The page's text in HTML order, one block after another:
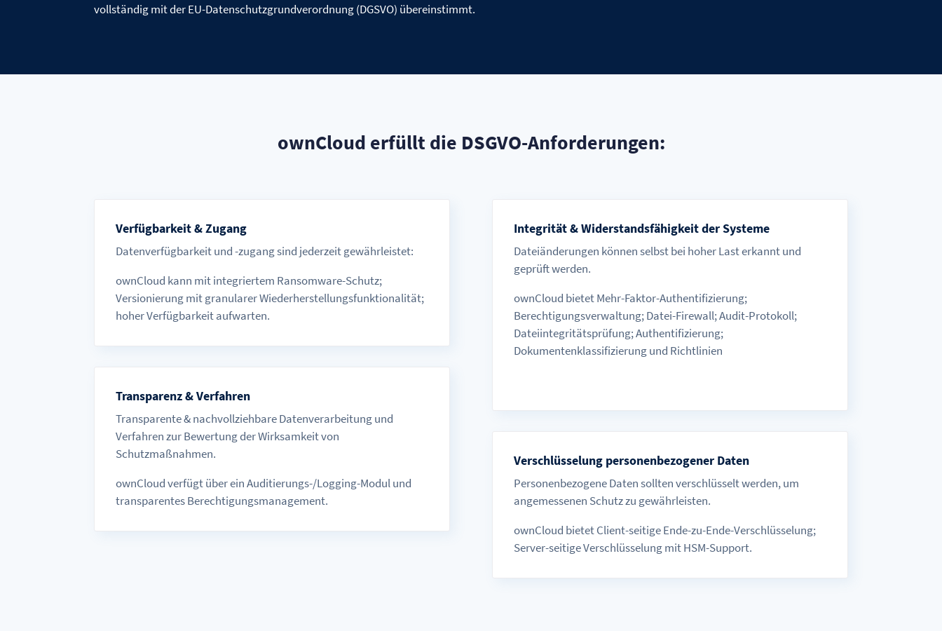
vollständig mit der EU-Datenschutzgrundverordnung (DGSVO) übereinstimmt.
ownCloud erfüllt die DSGVO-Anforderungen:
Verfügbarkeit & Zugang
Datenverfügbarkeit und -zugang sind jederzeit gewährleistet:
ownCloud kann mit integriertem Ransomware-Schutz;
Versionierung mit granularer Wiederherstellungsfunktionalität;
hoher Verfügbarkeit aufwarten.
Transparenz & Verfahren
Transparente & nachvollziehbare Datenverarbeitung und
Verfahren zur Bewertung der Wirksamkeit von
Schutzmaßnahmen.
ownCloud verfügt über ein Auditierungs-/Logging-Modul und
transparentes Berechtigungsmanagement.
Integrität & Widerstandsfähigkeit der Systeme
Dateiänderungen können selbst bei hoher Last erkannt und
geprüft werden.
ownCloud bietet Mehr-Faktor-Authentifizierung;
Berechtigungsverwaltung; Datei-Firewall; Audit-Protokoll;
Dateiintegritätsprüfung; Authentifizierung;
Dokumentenklassifizierung und Richtlinien
Verschlüsselung personenbezogener Daten
Personenbezogene Daten sollten verschlüsselt werden, um
angemessenen Schutz zu gewährleisten.
ownCloud bietet Client-seitige Ende-zu-Ende-Verschlüsselung;
Server-seitige Verschlüsselung mit HSM-Support.